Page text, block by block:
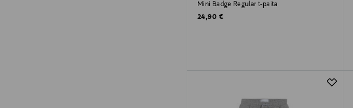
Mini Badge Regular t-paita
Original Price
24,90 €